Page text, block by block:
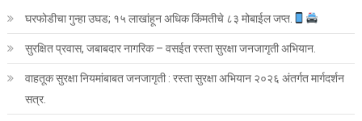
घरफोडीचा गुन्हा उघड; १५ लाखांहून अधिक किंमतीचे ८३ मोबाईल जप्त.
सुरक्षित प्रवास, जबाबदार नागरिक – वसईत रस्ता सुरक्षा जनजागृती अभियान.
वाहतूक सुरक्षा नियमांबाबत जनजागृती : रस्ता सुरक्षा अभियान २०२६ अंतर्गत मार्गदर्शन
सत्र.